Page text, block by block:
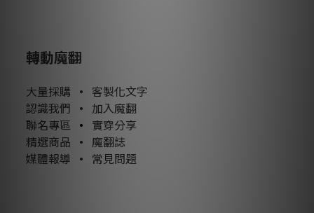
轉動魔翻
大量採購 •
客製化文字
認識我們 •
加入魔翻
聯名專區 •
實穿分享
精選商品 • 魔翻誌
媒體報導
• 常見問題